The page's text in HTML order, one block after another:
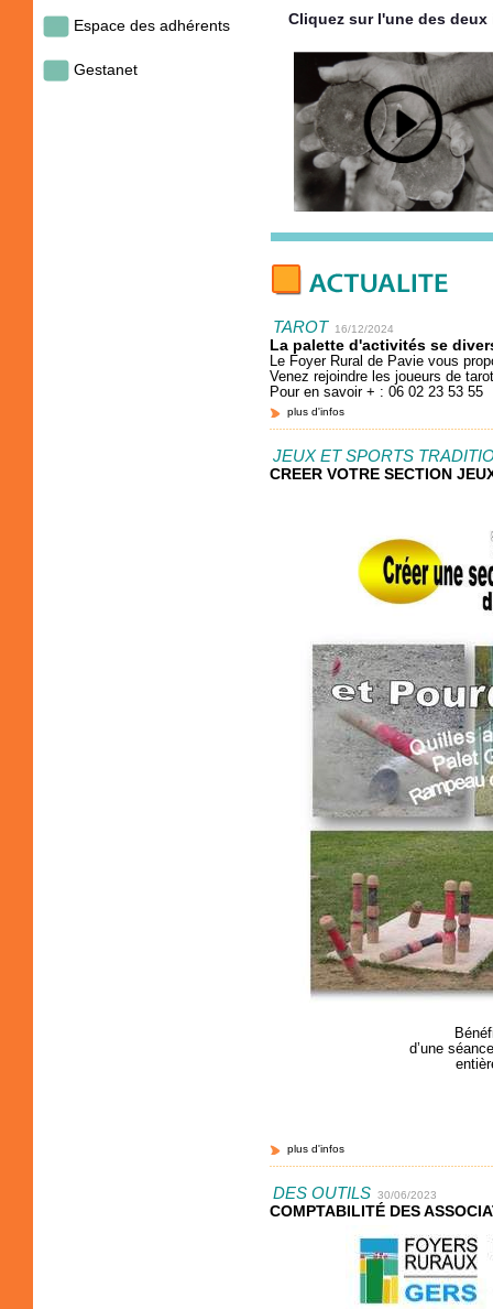
Espace des adhérents
Gestanet
Cliquez sur l'une des
TAROT 16/12/2024
La palette d'activités se
Le Foyer Rural de Pavie vous
Venez rejoindre les joueurs de
Pour en savoir + : 06 02 23 53 55
plus d'infos
JEUX ET SPORTS
CREER VOTRE SECTION
d’une
plus d'infos
DES OUTILS 30/06/2023
COMPTABILITÉ DES